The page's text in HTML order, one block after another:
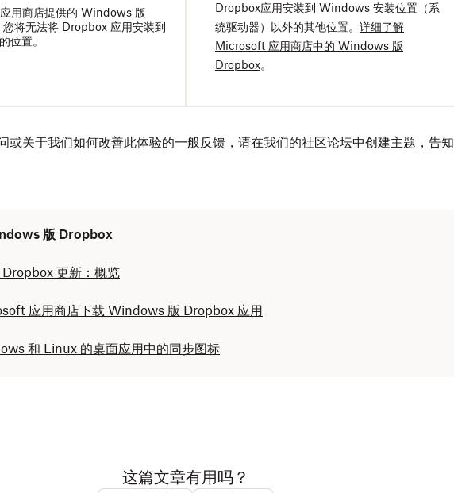
用商店提供的 Windows 版
将无法将 Dropbox 应用安装到
位置。
Dropbox应用安装到 Windows 安装位置（系
统驱动器）以外的其他位置。 详细了解
Microsoft 应用商店中的 Windows 版
Dropbox。
或关于我们如何改善此体验的一般反馈，请在我们的社区论坛中创建主题，告知
版 Dropbox
更新：概览
应用商店下载 Windows 版 Dropbox 应用
和 Linux 的桌面应用中的同步图标
这篇文章有用吗？